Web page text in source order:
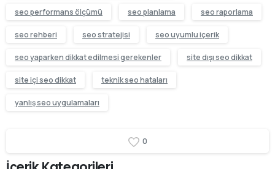
seo performans ölçümü seo planlama seo raporlama
seo rehberi seo stratejisi seo uyumlu içerik
seo yaparken dikkat edilmesi gerekenler site dışı seo dikkat
site içi seo dikkat teknik seo hataları
yanlış seo uygulamaları
0